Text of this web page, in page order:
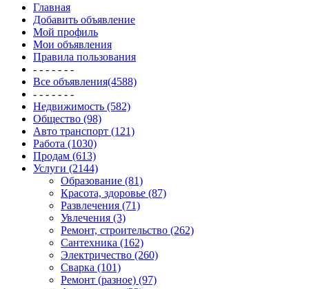
Главная
Добавить объявление
Мой профиль
Мои объявления
Правила пользования
- - - - - - -
Все объявления(4588)
- - - - - - -
Недвижимость (582)
Общество (98)
Авто транспорт (121)
Работа (1030)
Продам (613)
Услуги (2144)
Образование (81)
Красота, здоровье (87)
Развлечения (71)
Увлечения (3)
Ремонт, строительство (262)
Сантехника (162)
Электричество (260)
Сварка (101)
Ремонт (разное) (97)